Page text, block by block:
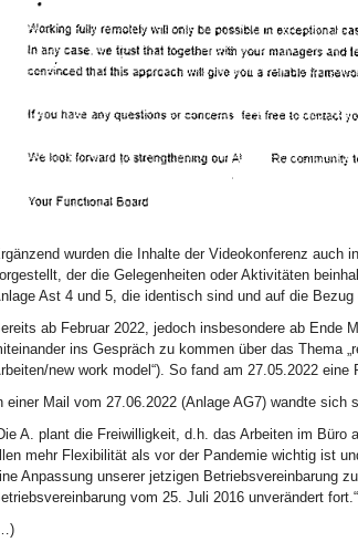
wurden die Inhalte der Videokonferenz auch
der die Gelegenheiten oder Aktivitäten
Ast 4 und 5, die identisch sind und auf die
ab Februar 2022, jedoch insbesondere ab Ende
ins Gespräch zu kommen über das Thema
new work model“). So fand am 27.05.2022
einer Mail vom 27.06.2022 (Anlage AG7) wandte
A. plant die Freiwilligkeit, d.h. das Arbeiten im
mehr Flexibilität als vor der Pandemie wichtig ist
Anpassung unserer jetzigen Betriebsvereinbarung
vom 25. Juli 2016 unverändert fort.“